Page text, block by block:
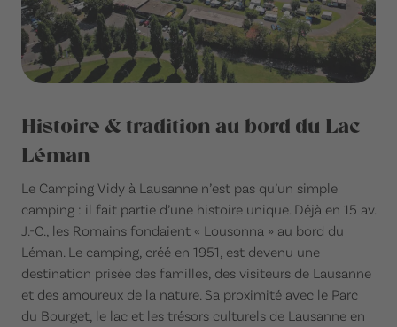
Histoire & tradition au bord du Lac
Léman
Le Camping Vidy à Lausanne n’est pas qu’un simple
camping : il fait partie d’une histoire unique. Déjà en 15 av.
J.-C., les Romains fondaient « Lousonna » au bord du
Léman. Le camping, créé en 1951, est devenu une
destination prisée des familles, des visiteurs de Lausanne
et des amoureux de la nature. Sa proximité avec le Parc
du Bourget, le lac et les trésors culturels de Lausanne en